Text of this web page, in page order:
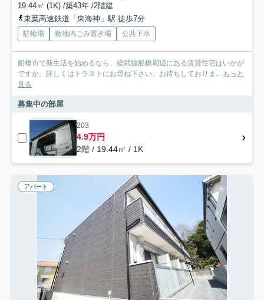
19.44㎡ (1K) /築43年 /2階建
東葉高速鉄道「東海神」駅 徒歩7分
駐輪場 敷地内ごみ置き場 公共下水
船橋市で新生活を始めるなら、総武線船橋周辺にある賃貸住宅はいかが
ですか。詳しくはトラストにお尋ね下さい。お待ちしておりま... もっと
見る
募集中の部屋
203
4.9万円
2階 / 19.44㎡ / 1K
アパート